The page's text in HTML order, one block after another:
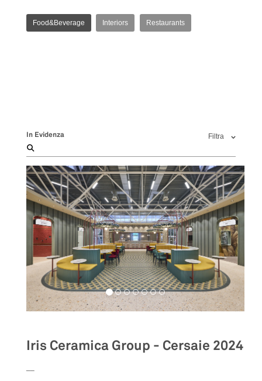
Food&Beverage Interiors Restaurants
In Evidenza Filtra
Iris Ceramica Group - Cersaie 2024